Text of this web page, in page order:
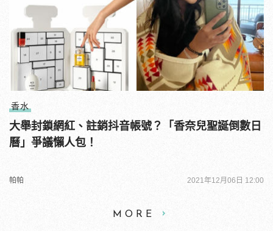
香水
大舉封鎖網紅、註銷抖音帳號？「香奈兒聖誕倒數日
曆」爭議懶人包！
帕帕 2021年12月06日 12:00
MORE